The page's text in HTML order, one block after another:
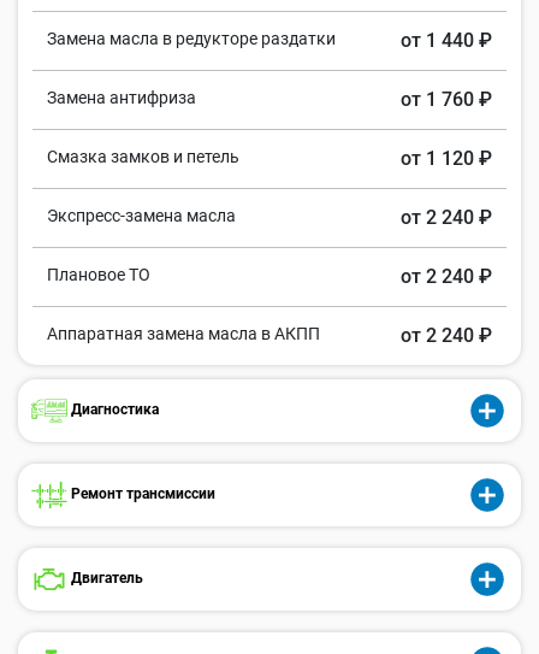
Замена масла в редукторе раздатки от 1 440 ₽
Замена антифриза от 1 760 ₽
Смазка замков и петель от 1 120 ₽
Экспресс-замена масла от 2 240 ₽
Плановое ТО от 2 240 ₽
Аппаратная замена масла в АКПП от 2 240 ₽
Диагностика
Ремонт трансмиссии
Двигатель